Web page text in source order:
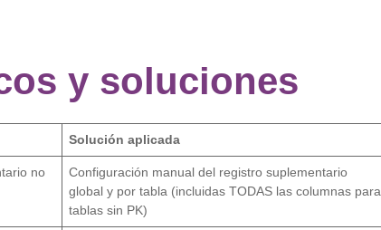
y soluciones
Solución aplicada
no
Configuración manual del registro suplementario
global y por tabla (incluidas TODAS las columnas para
tablas sin PK)